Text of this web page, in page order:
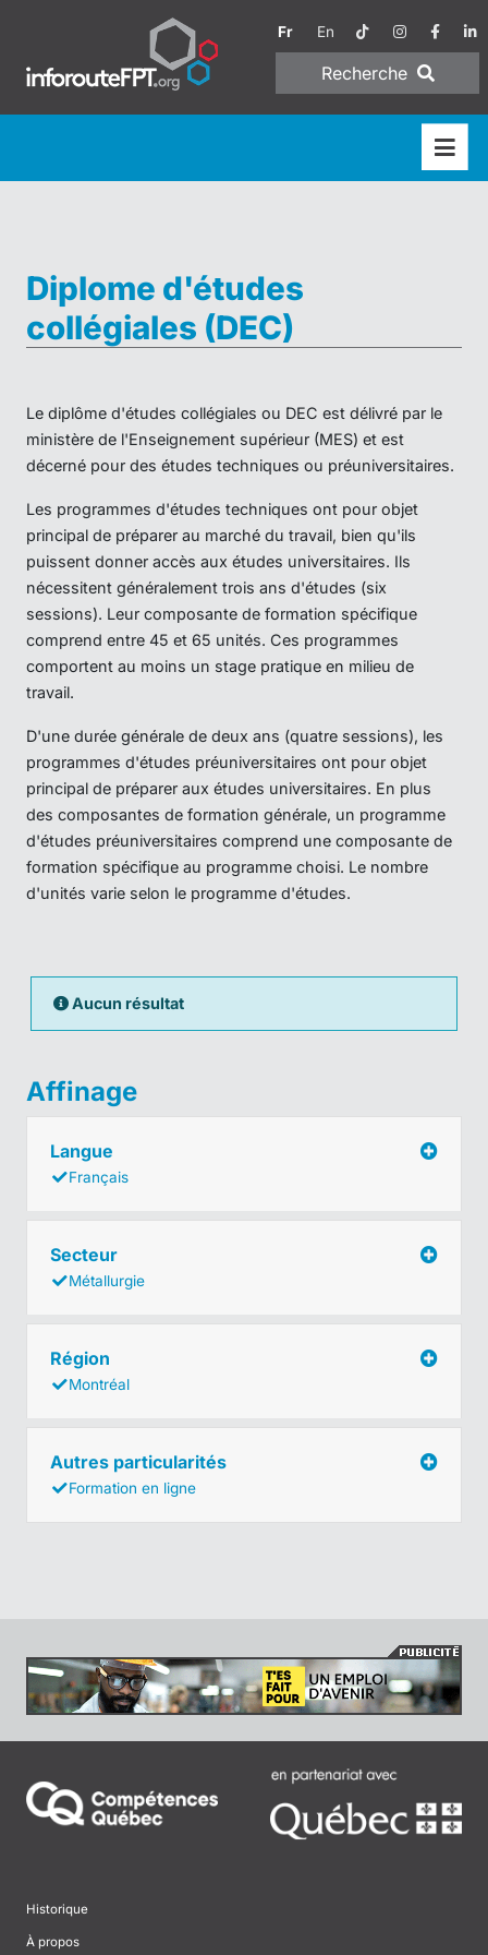
Fr En
Recherche
Diplome d'études
collégiales (DEC)
Le diplôme d'études collégiales ou DEC est délivré par le
ministère de l'Enseignement supérieur (MES) et est
décerné pour des études techniques ou préuniversitaires.
Les programmes d'études techniques ont pour objet
principal de préparer au marché du travail, bien qu'ils
puissent donner accès aux études universitaires. Ils
nécessitent généralement trois ans d'études (six
sessions). Leur composante de formation spécifique
comprend entre 45 et 65 unités. Ces programmes
comportent au moins un stage pratique en milieu de
travail.
D'une durée générale de deux ans (quatre sessions), les
programmes d'études préuniversitaires ont pour objet
principal de préparer aux études universitaires. En plus
des composantes de formation générale, un programme
d'études préuniversitaires comprend une composante de
formation spécifique au programme choisi. Le nombre
d'unités varie selon le programme d'études.
Aucun résultat
Affinage
Langue
Français
Secteur
Métallurgie
Région
Montréal
Autres particularités
Formation en ligne
Historique
À propos